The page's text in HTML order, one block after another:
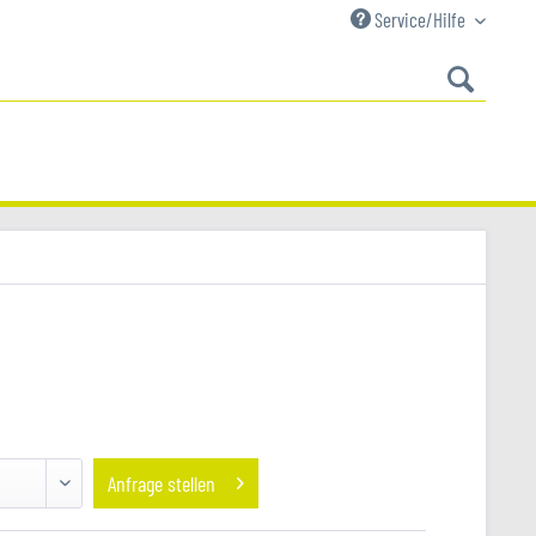
Service/Hilfe
Anfrage stellen